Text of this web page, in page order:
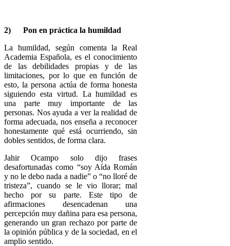
2) Pon en práctica la humildad
La humildad, según comenta la Real
Academia Española, es el conocimiento
de las debilidades propias y de las
limitaciones, por lo que en función de
esto, la persona actúa de forma honesta
siguiendo esta virtud. La humildad es
una parte muy importante de las
personas. Nos ayuda a ver la realidad de
forma adecuada, nos enseña a reconocer
honestamente qué está ocurriendo, sin
dobles sentidos, de forma clara.
Jahir Ocampo solo dijo frases
desafortunadas como “soy Aída Román
y no le debo nada a nadie” o “no lloré de
tristeza”, cuando se le vio llorar; mal
hecho por su parte. Este tipo de
afirmaciones desencadenan una
percepción muy dañina para esa persona,
generando un gran rechazo por parte de
la opinión pública y de la sociedad, en el
amplio sentido.